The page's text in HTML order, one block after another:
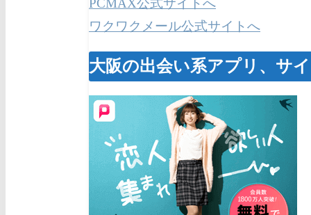
PCMAX公式サイトへ
ワクワクメール公式サイトへ
大阪の出会い系アプリ、